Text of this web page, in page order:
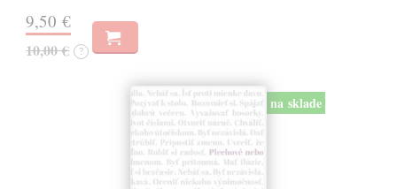
9,50 €
10,00 € ?
na sklade